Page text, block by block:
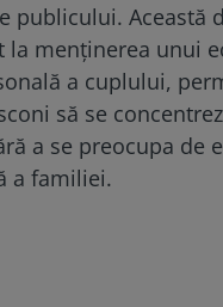
publicului. Această
la menținerea unui
a cuplului,
să se
a se preocupa de
a familiei.